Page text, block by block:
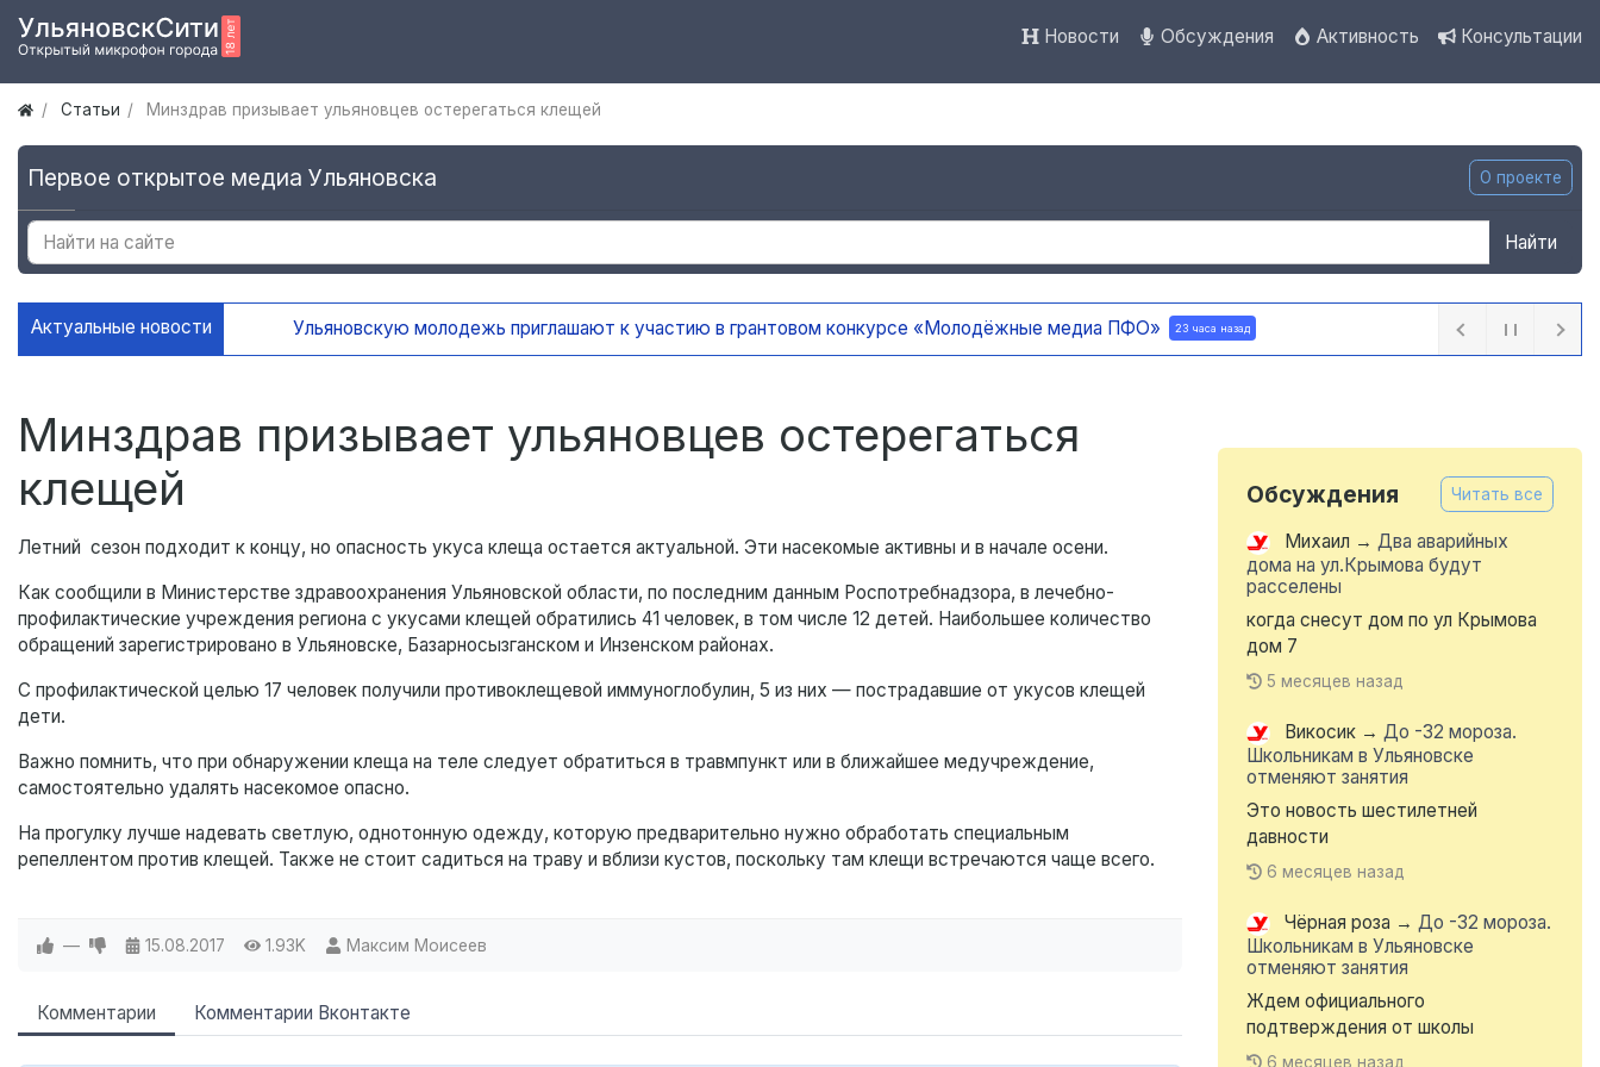
Новости Обсуждения Активность Консультации
Статьи Минздрав призывает ульяновцев остерегаться клещей
Первое открытое медиа Ульяновска О проекте
Найти
Актуальные новости Ульяновскую молодежь приглашают к участию в грантовом конкурсе «Молодёжные медиа ПФО» 23 часа назад
Минздрав призывает ульяновцев остерегаться
клещей
Летний сезон подходит к концу, но опасность укуса клеща остается актуальной. Эти насекомые активны и в начале осени.
Как сообщили в Министерстве здравоохранения Ульяновской области, по последним данным Роспотребнадзора, в лечебно-
профилактические учреждения региона с укусами клещей обратились 41 человек, в том числе 12 детей. Наибольшее количество
обращений зарегистрировано в Ульяновске, Базарносызганском и Инзенском районах.
С профилактической целью 17 человек получили противоклещевой иммуноглобулин, 5 из них — пострадавшие от укусов клещей
дети.
Важно помнить, что при обнаружении клеща на теле следует обратиться в травмпункт или в ближайшее медучреждение,
самостоятельно удалять насекомое опасно.
На прогулку лучше надевать светлую, однотонную одежду, которую предварительно нужно обработать специальным
репеллентом против клещей. Также не стоит садиться на траву и вблизи кустов, поскольку там клещи встречаются чаще всего.
— 15.08.2017 1.93K Максим Моисеев
Комментарии Комментарии Вконтакте
Обсуждения Читать все
Михаил → Два аварийных
дома на ул.Крымова будут
расселены
когда снесут дом по ул Крымова
дом 7
5 месяцев назад
Викосик → До -32 мороза.
Школьникам в Ульяновске
отменяют занятия
Это новость шестилетней
давности
6 месяцев назад
Чёрная роза → До -32 мороза.
Школьникам в Ульяновске
отменяют занятия
Ждем официального
подтверждения от школы
6 месяцев назад